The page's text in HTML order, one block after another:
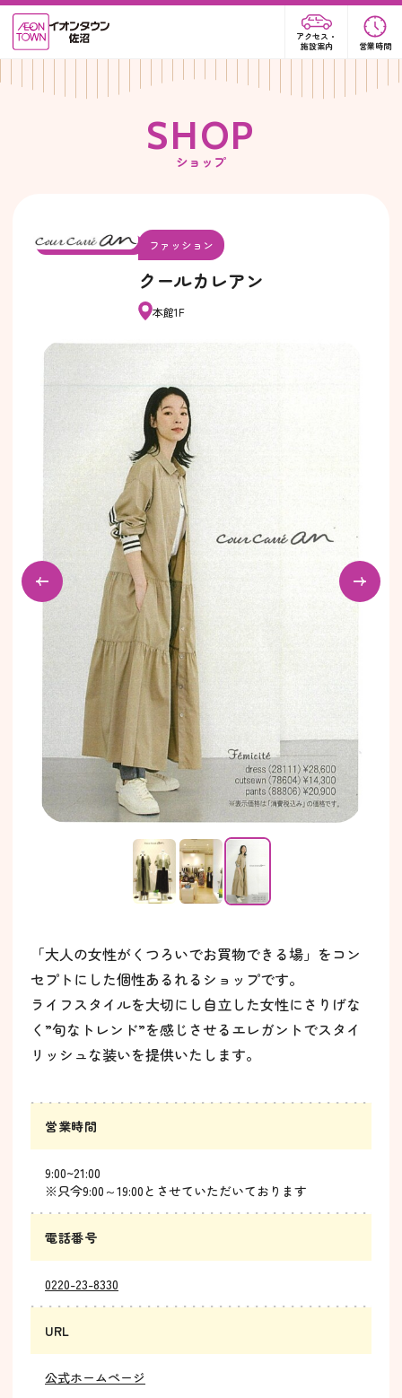
アクセス・
施設案内
営業時間
SHOP
ショップ
ファッション
クールカレアン
本館1F
「大人の女性がくつろいでお買物できる場」をコン
セプトにした個性あるれるショップです。
ライフスタイルを大切にし自立した女性にさりげな
く”旬なトレンド”を感じさせるエレガントでスタイ
リッシュな装いを提供いたします。
営業時間
9:00~21:00
※只今9:00～19:00とさせていただいております
電話番号
0220-23-8330
URL
公式ホームページ